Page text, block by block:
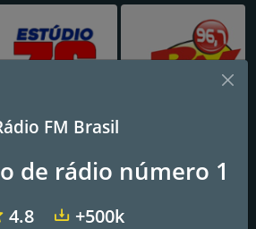
do Flashback
FM Brasil
de rádio número 1
4.8 +500k